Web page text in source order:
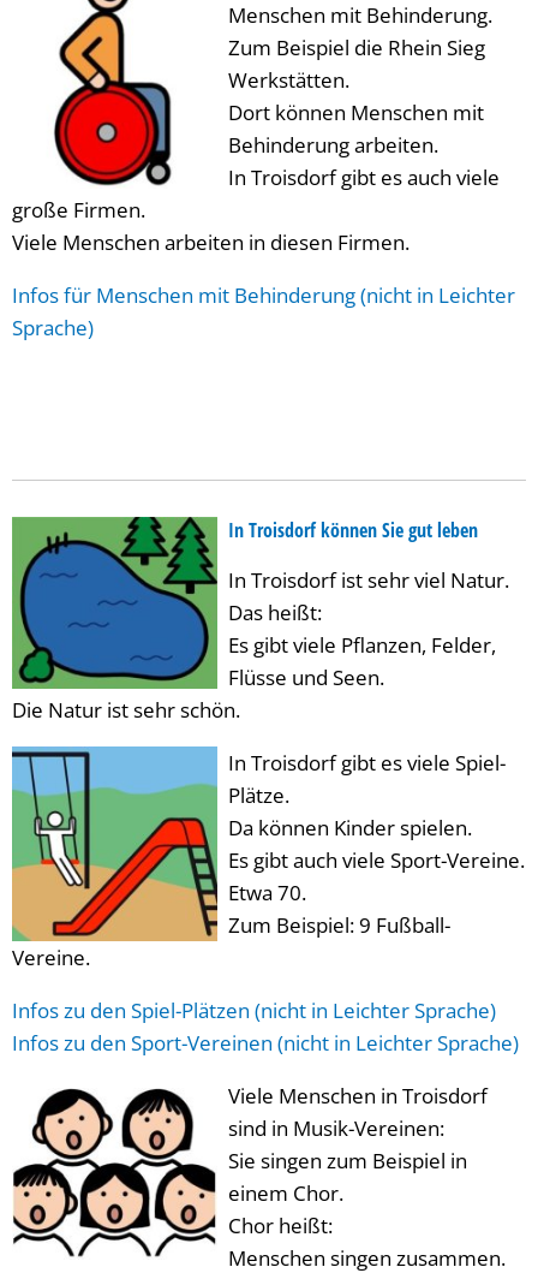
Menschen mit Behinderung.
Zum Beispiel die Rhein Sieg
Werkstätten.
Dort können Menschen mit
Behinderung arbeiten.
In Troisdorf gibt es auch viele
große Firmen.
Viele Menschen arbeiten in diesen Firmen.
Infos für Menschen mit Behinderung (nicht in Leichter
Sprache)
In Troisdorf können Sie gut leben
In Troisdorf ist sehr viel Natur.
Das heißt:
Es gibt viele Pflanzen, Felder,
Flüsse und Seen.
Die Natur ist sehr schön.
In Troisdorf gibt es viele Spiel-
Plätze.
Da können Kinder spielen.
Es gibt auch viele Sport-Vereine.
Etwa 70.
Zum Beispiel: 9 Fußball-
Vereine.
Infos zu den Spiel-Plätzen (nicht in Leichter Sprache)
Infos zu den Sport-Vereinen (nicht in Leichter Sprache)
Viele Menschen in Troisdorf
sind in Musik-Vereinen:
Sie singen zum Beispiel in
einem Chor.
Chor heißt:
Menschen singen zusammen.